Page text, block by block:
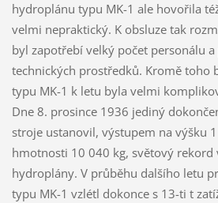
hydroplánu typu MK-1 ale hovořila
velmi nepraktický. K obsluze tak
byl zapotřebí velký počet personálu
technických prostředků. Kromě toho
typu MK-1 k letu byla velmi
Dne 8. prosince 1936 jediný
stroje ustanovil, výstupem na výšku
hmotnosti 10 040 kg, světový rekord
hydroplány. V průběhu dalšího letu
typu MK-1 vzlétl dokonce s 13-ti t